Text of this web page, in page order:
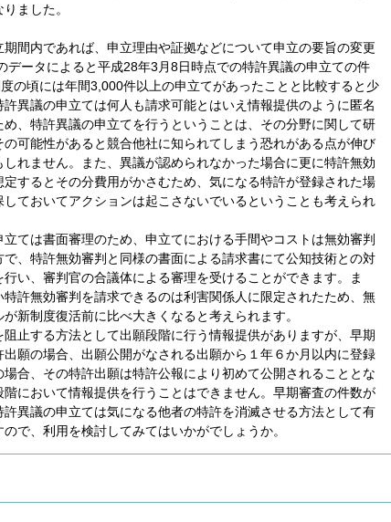
ました。
間内であれば、申立理由や証拠などについて申立の要旨の変更
データによると平成28年3月8日時点での特許異議の申立ての件
の頃には年間3,000件以上の申立てがあったことと比較すると少
異議の申立ては何人も請求可能とはいえ情報提供のように匿名
、特許異議の申立てを行うということは、その分野に関して研
可能性があると競合他社に知られてしまう恐れがある点が伸び
れません。また、異議が認められなかった場合に更に特許無効
するとその分費用がかさむため、気になる特許が登録された場
ておいてアクションは起こさないでいるということも考えられ
ては書面審理のため、申立てにおける手間やコストは無効審判
、特許無効審判と同様の書面による請求書にて公知技術との対
い、審判官の合議体による審理を受けることができます。ま
許無効審判を請求できるのは利害関係人に限定されたため、無
新制度復活前に比べ大きくなると考えられます。
止する方法として出願段階に行う情報提供がありますが、早期
願の場合、出願公開がなされる出願から１年６か月以内に登録
合、その特許出願は特許公報により初めて公開されることとな
において情報提供を行うことはできません。早期審査の件数が
異議の申立ては気になる他者の特許を消滅させる方法として有
で、利用を検討してみてはいかがでしょうか。